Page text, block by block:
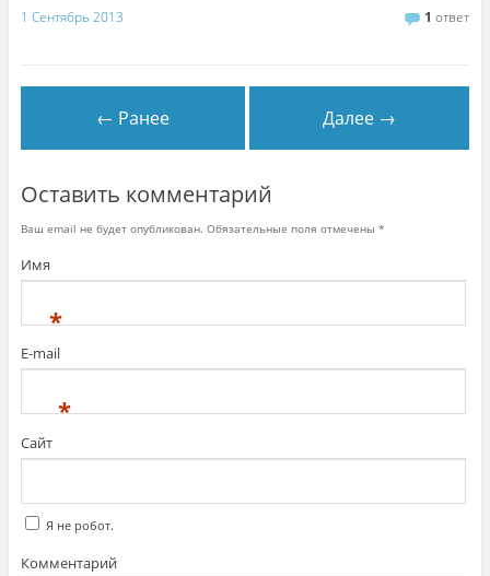
1 Сентябрь 2013 1 ответ
← Ранее Далее →
Оставить комментарий
Ваш email не будет опубликован. Обязательные поля отмечены *
Имя
*
E-mail
*
Сайт
Я не робот.
Комментарий